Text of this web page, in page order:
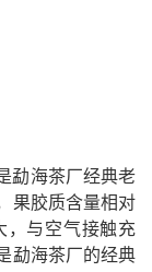
勐海茶厂经典老
果胶质含量相对
，与空气接触充
勐海茶厂的经典